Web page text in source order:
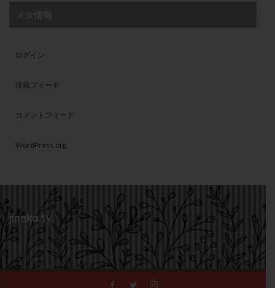
ログイン
投稿フィード
コメントフィード
WordPress.org
jineko.tv